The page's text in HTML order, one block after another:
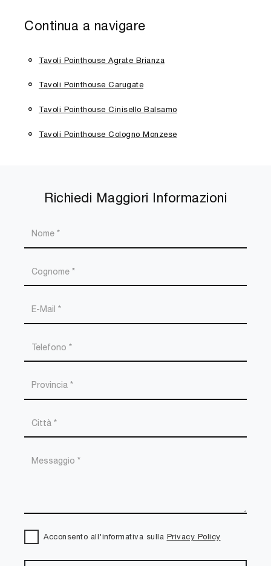
Continua a navigare
Tavoli Pointhouse Agrate Brianza
Tavoli Pointhouse Carugate
Tavoli Pointhouse Cinisello Balsamo
Tavoli Pointhouse Cologno Monzese
Richiedi Maggiori Informazioni
Acconsento all'informativa sulla Privacy Policy